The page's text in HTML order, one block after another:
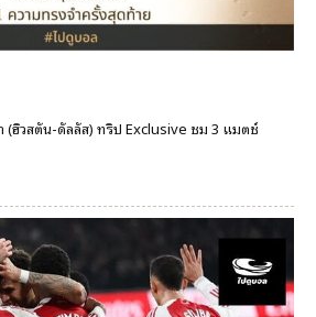
(ฮิวสตัน-ดัลลัส) ทริป Exclusive ชม 3 แมตช์